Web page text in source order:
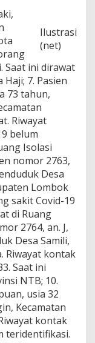
Ilustrasi
(net)
Saat ini dirawat
7. Pasien
73 tahun,
Riwayat
belum
Isolasi
nomor 2763,
Desa
Lombok
sakit Covid-19
di Ruang
2764, an. J,
Desa Samili,
Riwayat kontak
Saat ini
NTB; 10.
usia 32
Kecamatan
kontak
teridentifikasi.